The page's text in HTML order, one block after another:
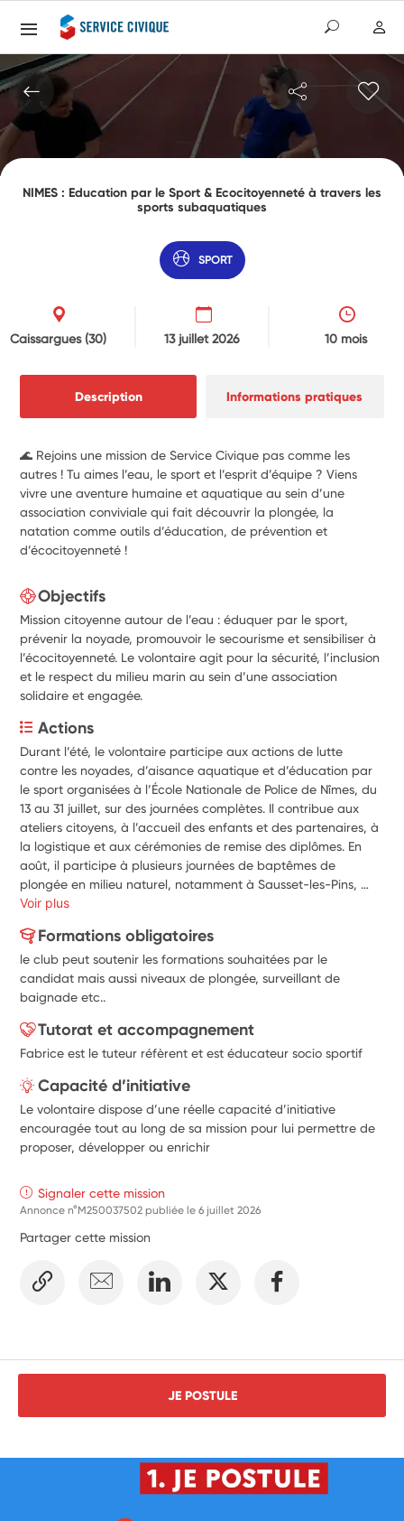
NIMES : Education par le Sport & Ecocitoyenneté à travers les
sports subaquatiques
SPORT
Caissargues(30) 13 juillet 2026 10 mois
Description Informations pratiques
🌊 Rejoins une mission de Service Civique pas comme les
autres ! Tu aimes l’eau, le sport et l’esprit d’équipe ? Viens
vivre une aventure humaine et aquatique au sein d’une
association conviviale qui fait découvrir la plongée, la
natation comme outils d’éducation, de prévention et
d’écocitoyenneté !
Objectifs
Mission citoyenne autour de l’eau : éduquer par le sport,
prévenir la noyade, promouvoir le secourisme et sensibiliser à
l’écocitoyenneté. Le volontaire agit pour la sécurité, l’inclusion
et le respect du milieu marin au sein d’une association
solidaire et engagée.
Actions
Durant l’été, le volontaire participe aux actions de lutte
contre les noyades, d’aisance aquatique et d’éducation par
le sport organisées à l’École Nationale de Police de Nîmes, du
13 au 31 juillet, sur des journées complètes. Il contribue aux
ateliers citoyens, à l’accueil des enfants et des partenaires, à
la logistique et aux cérémonies de remise des diplômes. En
août, il participe à plusieurs journées de baptêmes de
plongée en milieu naturel, notamment à Sausset-les-Pins,
ainsi qu’à la préparation de la rentrée. En septembre, il prend
nationale (12/09), puis accompagne les entraînements (lundi,
mercredi, 1 à 2 samedis/mois pour l’école enfants, y compris
PSH, et 7 fosses/an). Il participe également, tout au long de
l’année, aux actions menées dans les collèges, lycées et ITEP.
Voir plus
Formations obligatoires
le club peut soutenir les formations souhaitées par le
candidat mais aussi niveaux de plongée, surveillant de
baignade etc..
Tutorat et accompagnement
Fabrice est le tuteur réfèrent et est éducateur socio sportif
Capacité d’initiative
Le volontaire dispose d’une réelle capacité d’initiative
encouragée tout au long de sa mission pour lui permettre de
proposer, développer ou enrichir
Signaler cette mission
Annonce n°M250037502 publiée le6 juillet 2026
Partager cette mission
JE POSTULE